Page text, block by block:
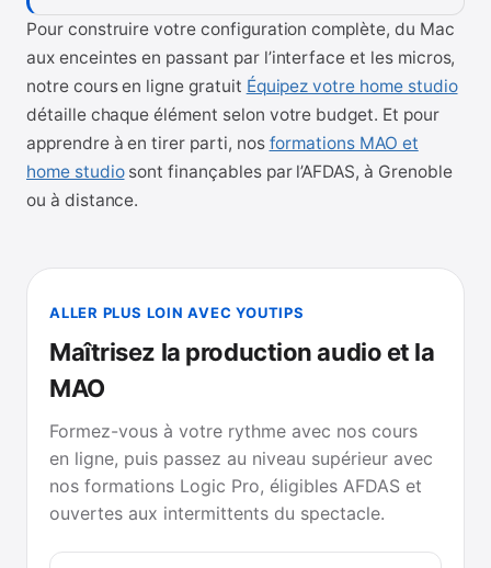
Pour construire votre configuration complète, du Mac
aux enceintes en passant par l’interface et les micros,
notre cours en ligne gratuit Équipez votre home studio
détaille chaque élément selon votre budget. Et pour
apprendre à en tirer parti, nos formations MAO et
home studiosont finançables par l’AFDAS, à Grenoble
ou à distance.
ALLER PLUS LOIN AVEC YOUTIPS
Maîtrisez la production audio et la
MAO
Formez-vous à votre rythme avec nos cours
en ligne, puis passez au niveau supérieur avec
nos formations Logic Pro, éligibles AFDAS et
ouvertes aux intermittents du spectacle.